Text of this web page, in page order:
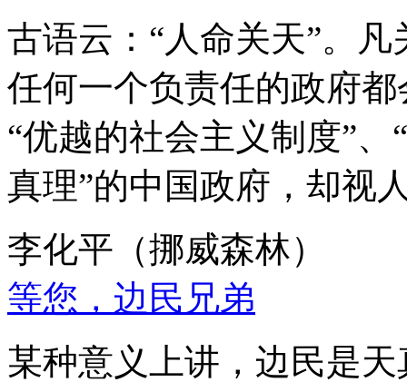
古语云：“人命关天”。
任何一个负责任的政府
“优越的社会主义制度”
真理”的中国政府，却视
李化平（挪威森林）
等您，边民兄弟
某种意义上讲，边民是